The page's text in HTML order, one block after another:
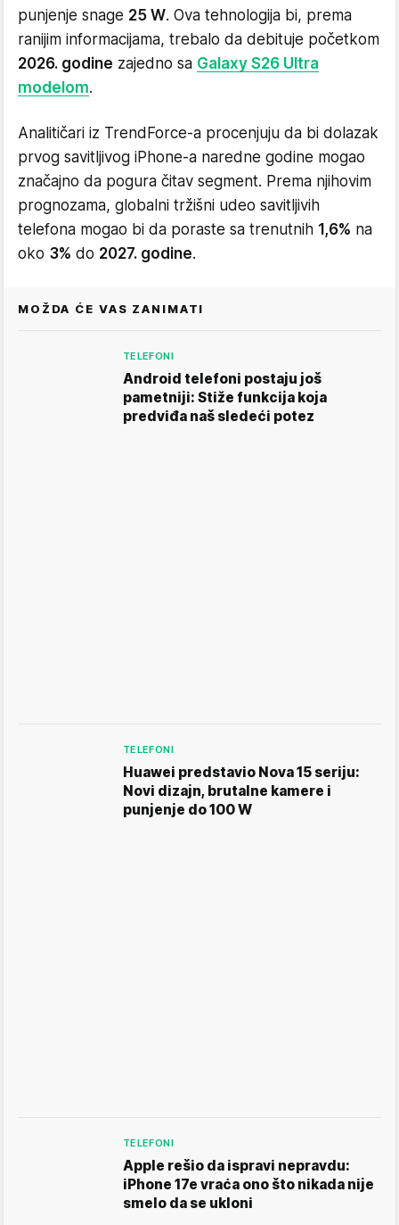
punjenje snage 25 W. Ova tehnologija bi, prema
ranijim informacijama, trebalo da debituje početkom
2026. godine zajedno sa Galaxy S26 Ultra
modelom.
Analitičari iz TrendForce-a procenjuju da bi dolazak
prvog savitljivog iPhone-a naredne godine mogao
značajno da pogura čitav segment. Prema njihovim
prognozama, globalni tržišni udeo savitljivih
telefona mogao bi da poraste sa trenutnih 1,6% na
oko 3% do 2027. godine.
MOŽDA ĆE VAS ZANIMATI
TELEFONI
Android telefoni postaju još
pametniji: Stiže funkcija koja
predviđa naš sledeći potez
TELEFONI
Huawei predstavio Nova 15 seriju:
Novi dizajn, brutalne kamere i
punjenje do 100 W
TELEFONI
Apple rešio da ispravi nepravdu:
iPhone 17e vraća ono što nikada nije
smelo da se ukloni